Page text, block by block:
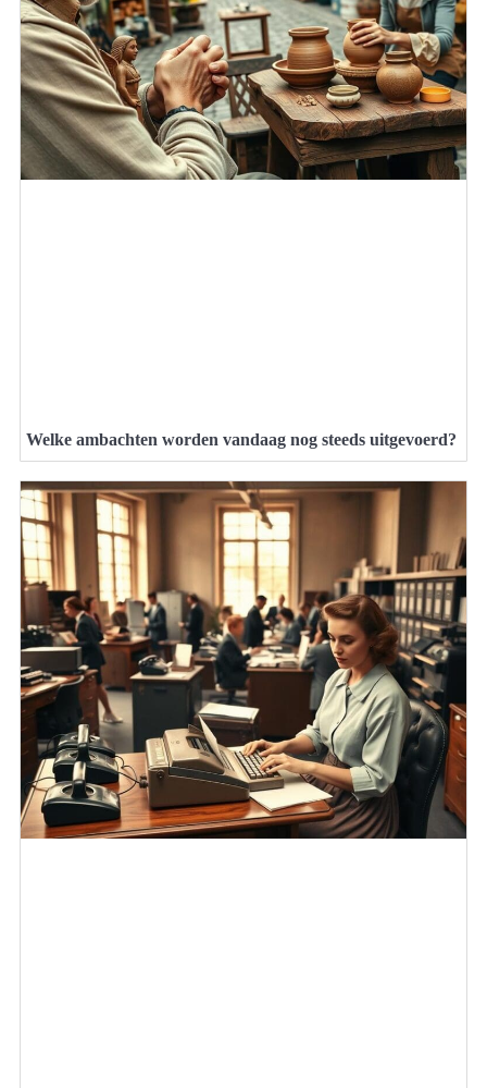
Welke ambachten worden vandaag nog steeds uitgevoerd?